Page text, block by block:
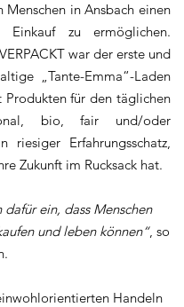
Menschen in Ansbach einen
Einkauf zu ermöglichen.
war der erste und
„Tante-Emma“-Laden
Produkten für den täglichen
bio, fair und/oder
riesiger Erfahrungsschatz,
Zukunft im Rucksack hat.
dafür ein, dass Menschen
und leben können“, so
Handeln